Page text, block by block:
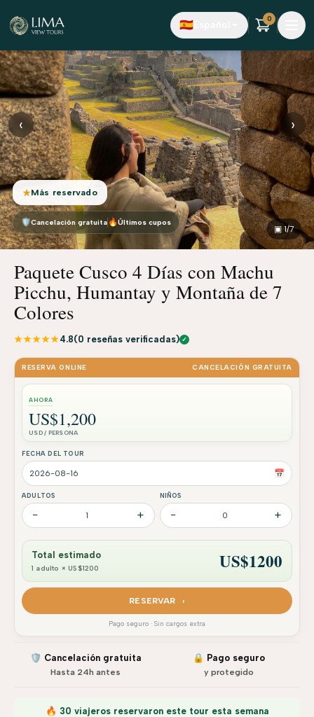
🇪🇸
0
‹ ›
★Más reservado
🛡Cancelación gratuita 🔥Últimos cupos
▣ 1/7
Paquete Cusco 4 Días con Machu
Picchu, Humantay y Montaña de 7
Colores
★★★★★4.8(0 reseñas verificadas) ✓
RESERVA ONLINE CANCELACIÓN GRATUITA
AHORA
US$1,200
USD / PERSONA
FECHA DEL TOUR
📅
ADULTOS
− 1 +
NIÑOS
− 0 +
Total estimado
1 adulto × US$1200 US$1200
RESERVAR ›
Pago seguro · Sin cargos extra
🛡️ Cancelación gratuita
Hasta 24h antes
🔒 Pago seguro
y protegido
🔥 30 viajeros reservaron este tour esta semana